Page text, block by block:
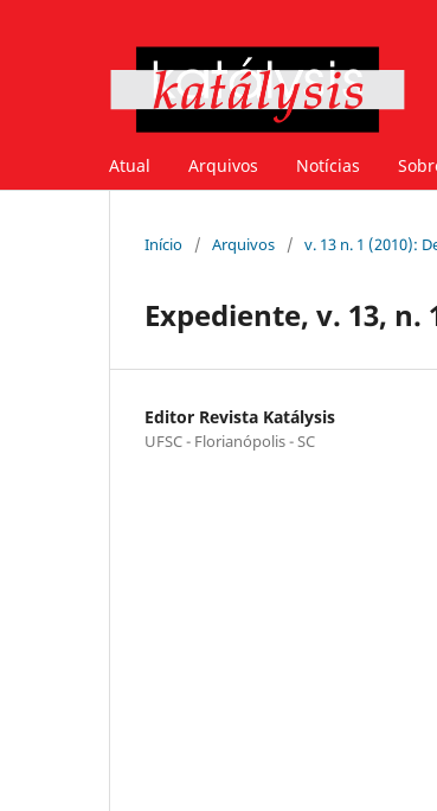
Atual Arquivos Notícias
Início / Arquivos / v. 13 n. 1 (2010):
Expediente, v. 13, n.
Editor Revista Katálysis
UFSC - Florianópolis - SC